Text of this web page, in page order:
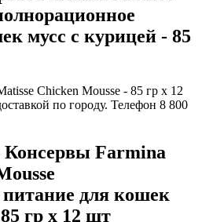
мусс с курицей - 85
Chicken Mousse - 85 гр х 12
по городу. Телефон 8 800
Консервы Farmina
для кошек
гр х 12 шт